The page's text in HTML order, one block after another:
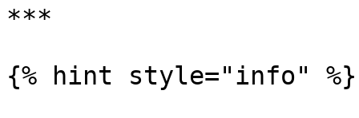
***
{% hint style="info" %}